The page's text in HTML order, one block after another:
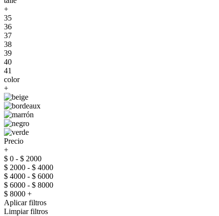
+
35
36
37
38
39
40
41
color
+
Precio
+
$ 0 - $ 2000
$ 2000 - $ 4000
$ 4000 - $ 6000
$ 6000 - $ 8000
$ 8000 +
Aplicar filtros
Limpiar filtros